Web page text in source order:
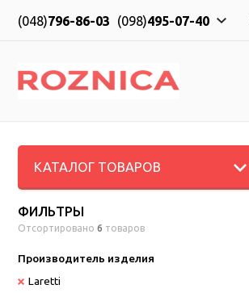
(048)796-86-03 (098)495-07-40
КАТАЛОГ ТОВАРОВ
ФИЛЬТРЫ
Отсортировано 6 товаров
Производитель изделия
Laretti